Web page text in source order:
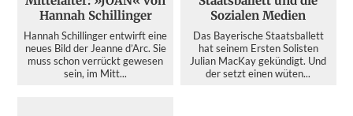
Hannah Schillinger
Hannah Schillinger entwirft eine
neues Bild der Jeanne d’Arc. Sie
muss schon verrückt gewesen
sein, im Mitt...
Sozialen Medien
Das Bayerische Staatsballett
hat seinem Ersten Solisten
Julian MacKay gekündigt. Und
der setzt einen wüten...
wir unsere AutorInnen angemessen
bezahlen. Das geht, wenn Sie mitmachen.
Unterstützen Sie das Münchner Feuilleton
mit einem selbstgewählten Betrag, fördern
Sie den unabhängigen Kulturjournalismus!